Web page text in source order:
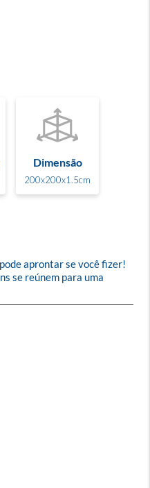
Dimensão
200x200x1.5cm
aprontar se você fizer!
se reúnem para uma